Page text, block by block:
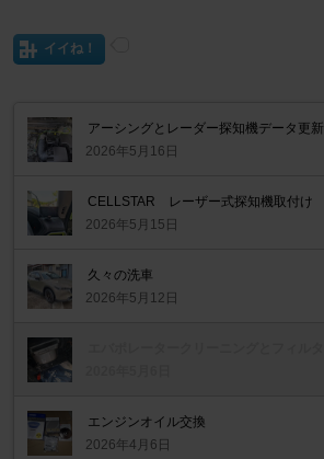
イイね！
アーシングとレーダー探知機データ更新
2026年5月16日
CELLSTAR レーザー式探知機取付け
2026年5月15日
久々の洗車
2026年5月12日
エンジンオイル交換
2026年4月6日